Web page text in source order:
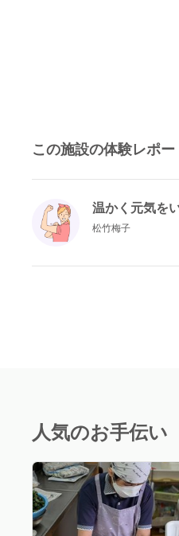
この施設の体験レポー
温かく元気を
松竹梅子
人気のお手伝い